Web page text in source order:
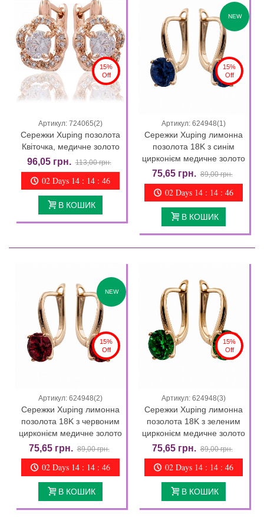
15%
Off
Артикул: 724065(2)
Сережки Xuping позолота
Квіточка, медичне золото
96,05 грн. 113,00 грн.
02 Days 14 : 14 : 44
В КОШИК
NEW
15%
Off
Артикул: 624948(1)
Сережки Xuping лимонна
позолота 18K з синім
цирконієм медичне золото
75,65 грн. 89,00 грн.
02 Days 14 : 14 : 44
В КОШИК
NEW
15%
Off
Артикул: 624948(2)
Сережки Xuping лимонна
позолота 18K з червоним
цирконієм медичне золото
75,65 грн. 89,00 грн.
02 Days 14 : 14 : 44
В КОШИК
15%
Off
Артикул: 624948(3)
Сережки Xuping лимонна
позолота 18K з зеленим
цирконієм медичне золото
75,65 грн. 89,00 грн.
02 Days 14 : 14 : 44
В КОШИК